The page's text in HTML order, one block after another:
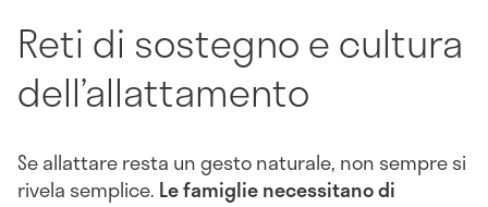
Reti di sostegno e cultura
dell’allattamento
Se allattare resta un gesto naturale, non sempre si
rivela semplice. Le famiglie necessitano di